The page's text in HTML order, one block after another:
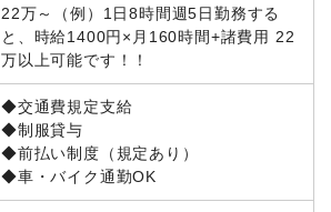
22万～（例）1日8時間週5日勤務する
と、時給1400円×月160時間+諸費用 22
万以上可能です！！
◆交通費規定支給
◆制服貸与
◆前払い制度（規定あり）
◆車・バイク通勤OK